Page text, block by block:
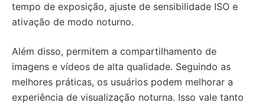
tempo de exposição, ajuste de sensibilidade ISO e
ativação de modo noturno.
Além disso, permitem a compartilhamento de
imagens e vídeos de alta qualidade. Seguindo as
melhores práticas, os usuários podem melhorar a
experiência de visualização noturna. Isso vale tanto